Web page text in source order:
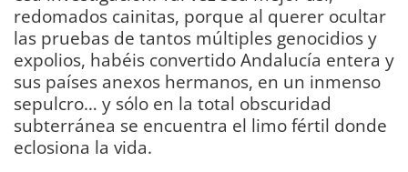
redomados cainitas, porque al querer ocultar
las pruebas de tantos múltiples genocidios y
expolios, habéis convertido Andalucía entera y
sus países anexos hermanos, en un inmenso
sepulcro… y sólo en la total obscuridad
subterránea se encuentra el limo fértil donde
eclosiona la vida.